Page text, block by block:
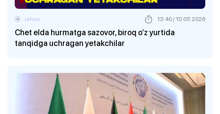
Chet elda hurmatga sazovor, biroq o‘z yurtida
tanqidga uchragan yetakchilar
Jahon 13:40 / 10.05.2026